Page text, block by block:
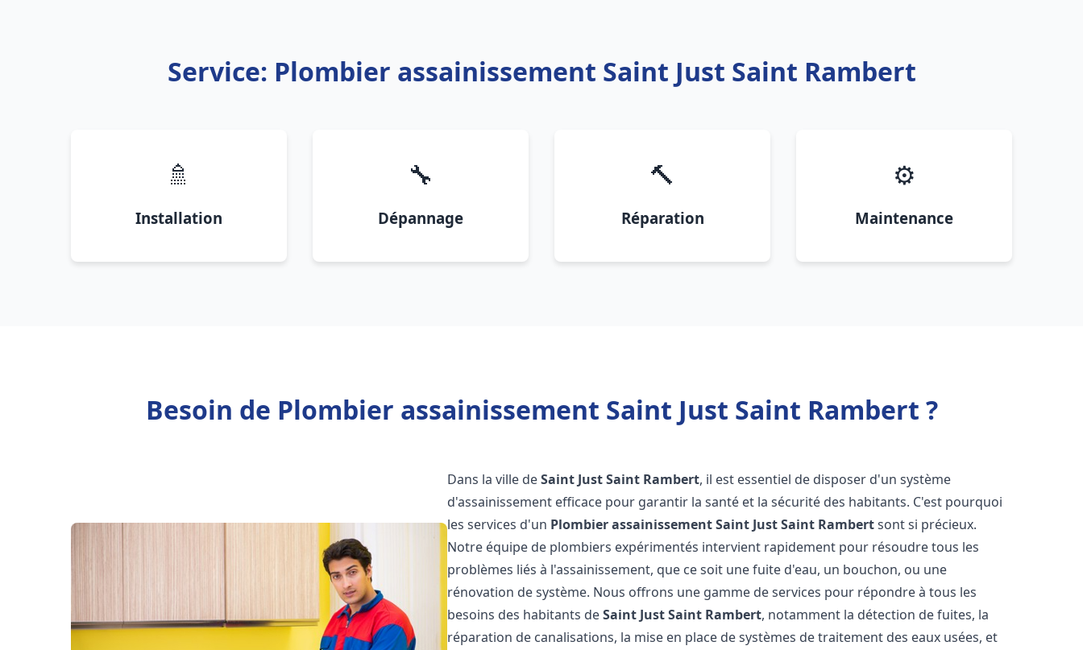
Service: Plombier assainissement Saint Just Saint Rambert
🚿
Installation
🔧
Dépannage
🔨
Réparation
⚙️
Maintenance
Besoin de Plombier assainissement Saint Just Saint Rambert ?
Dans la ville deSaint Just Saint Rambert, il est essentiel de disposer d'un système
d'assainissement efficace pour garantir la santé et la sécurité des habitants. C'est pourquoi
les services d'un Plombier assainissementSaint Just Saint Rambertsont si précieux.
Notre équipe de plombiers expérimentés intervient rapidement pour résoudre tous les
problèmes liés à l'assainissement, que ce soit une fuite d'eau, un bouchon, ou une
rénovation de système. Nous offrons une gamme de services pour répondre à tous les
besoins des habitants deSaint Just Saint Rambert, notamment la détection de fuites, la
réparation de canalisations, la mise en place de systèmes de traitement des eaux usées, et